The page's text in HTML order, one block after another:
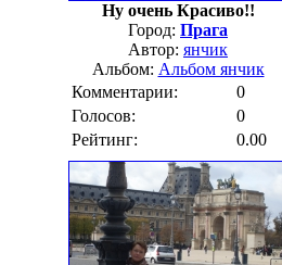
Ну очень Красиво!!
Город: Прага
Автор: янчик
Альбом: Альбом янчик
Комментарии:
0
Голосов:
0
Рейтинг:
0.00